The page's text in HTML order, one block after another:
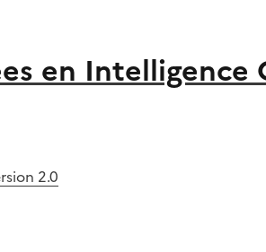
en Intelligence
2.0